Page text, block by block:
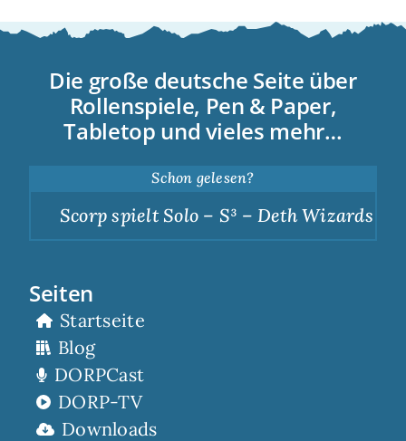
Die große deutsche Seite über
Rollenspiele, Pen & Paper,
Tabletop und vieles mehr…
Schon gelesen?
Scorp spielt Solo – S³ – Deth Wizards –
Seiten
Startseite
Blog
DORPCast
DORP-TV
Downloads